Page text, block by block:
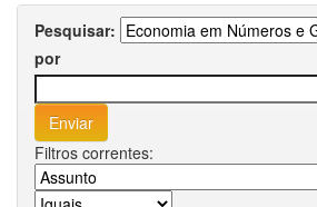
Pesquisar:
por
Filtros correntes: